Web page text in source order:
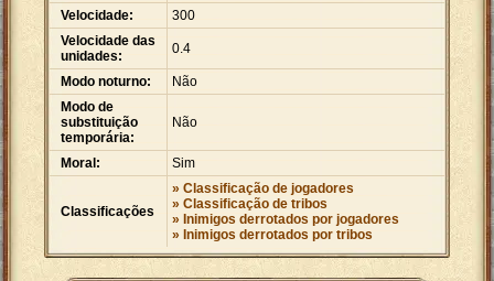
Velocidade:
300
Velocidade das
unidades:
0.4
Modo noturno:
Não
Modo de
substituição
temporária:
Não
Moral: Sim
Classificações
» Classificação de jogadores
» Classificação de tribos
» Inimigos derrotados por jogadores
» Inimigos derrotados por tribos